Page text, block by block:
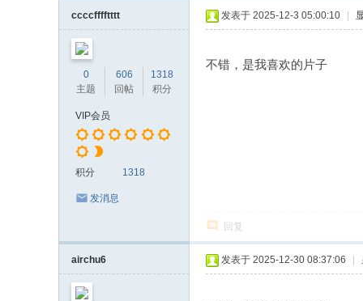
ccccfffftttt
0
主题
606
回帖
1318
积分
VIP会员
积分 1318
发消息
发表于 2025-12-3 05:00:10
不错，是我喜欢的片子
回复
airchu6 发表于 2025-12-30 08:37:06